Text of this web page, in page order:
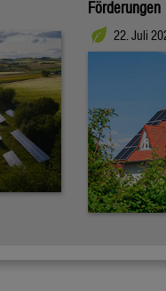
Förderungen
22. Juli